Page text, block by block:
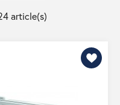
article(s)